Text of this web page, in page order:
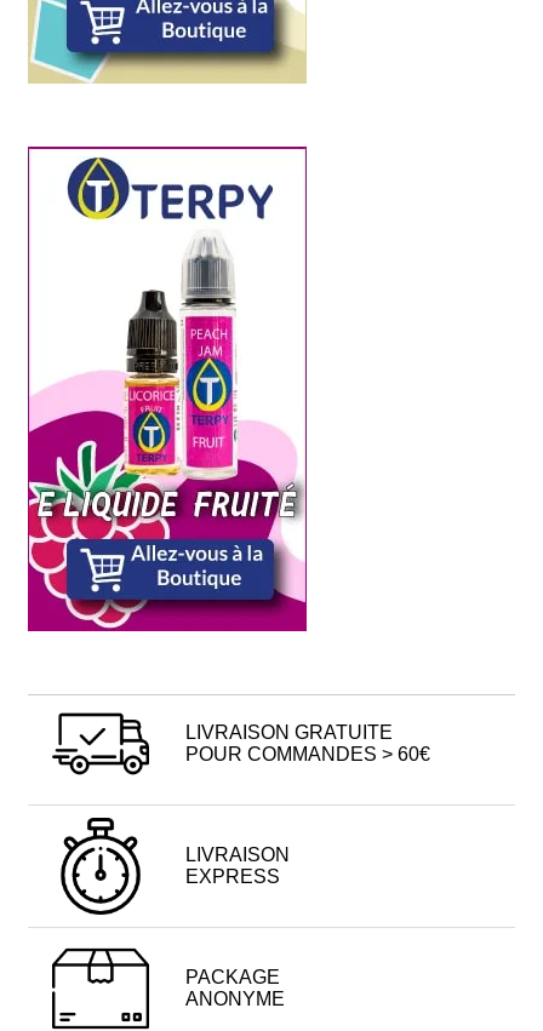
LIVRAISON GRATUITE
POUR COMMANDES > 60€
LIVRAISON
EXPRESS
PACKAGE
ANONYME